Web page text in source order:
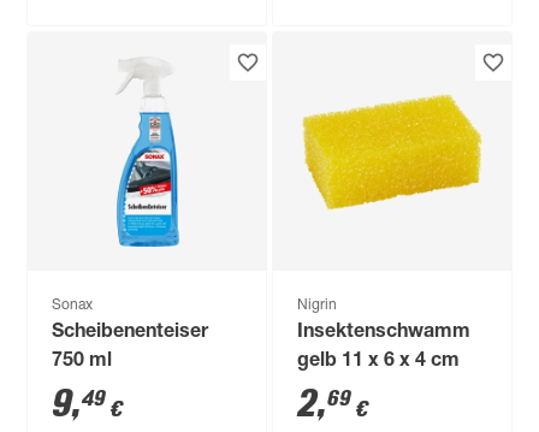
Sonax
Scheibenenteiser
750 ml
9,49 €
Nigrin
Insektenschwamm
gelb 11 x 6 x 4 cm
2,69 €